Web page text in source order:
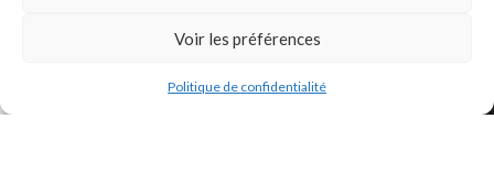
Voir les préférences
Politique de confidentialité
BESOIN D’AIDE ?Mon compte